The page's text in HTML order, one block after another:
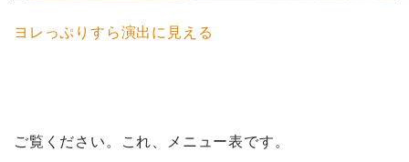
ヨレっぷりすら演出に見える
ご覧ください。これ、メニュー表です。